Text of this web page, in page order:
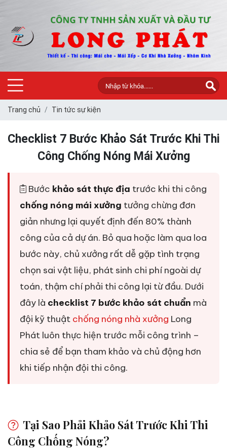
Trang chủ Tin tức sự kiện
Checklist 7 Bước Khảo Sát Trước Khi Thi
Công Chống Nóng Mái Xưởng
Bước khảo sát thực địa trước khi thi công
chống nóng mái xưởng tưởng chừng đơn
giản nhưng lại quyết định đến 80% thành
công của cả dự án. Bỏ qua hoặc làm qua loa
bước này, chủ xưởng rất dễ gặp tình trạng
chọn sai vật liệu, phát sinh chi phí ngoài dự
toán, thậm chí phải thi công lại từ đầu. Dưới
đây là checklist 7 bước khảo sát chuẩn mà
đội kỹ thuật chống nóng nhà xưởng Long
Phát luôn thực hiện trước mỗi công trình –
chia sẻ để bạn tham khảo và chủ động hơn
khi tiếp nhận đội thi công.
Tại Sao Phải Khảo Sát Trước Khi Thi
Công Chống Nóng?